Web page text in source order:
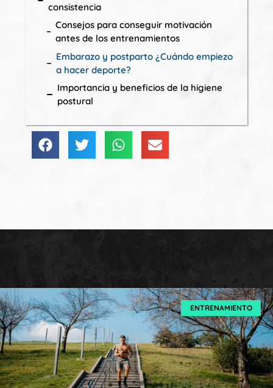
consistencia
Consejos para conseguir motivación
antes de los entrenamientos
Embarazo y postparto ¿Cuándo empiezo
a hacer deporte?
Importancia y beneficios de la higiene
postural
ENTRENAMIENTO